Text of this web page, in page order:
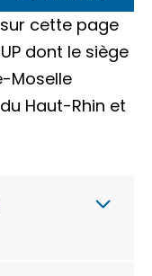
cette page
dont le siège
Moselle
Haut-Rhin et